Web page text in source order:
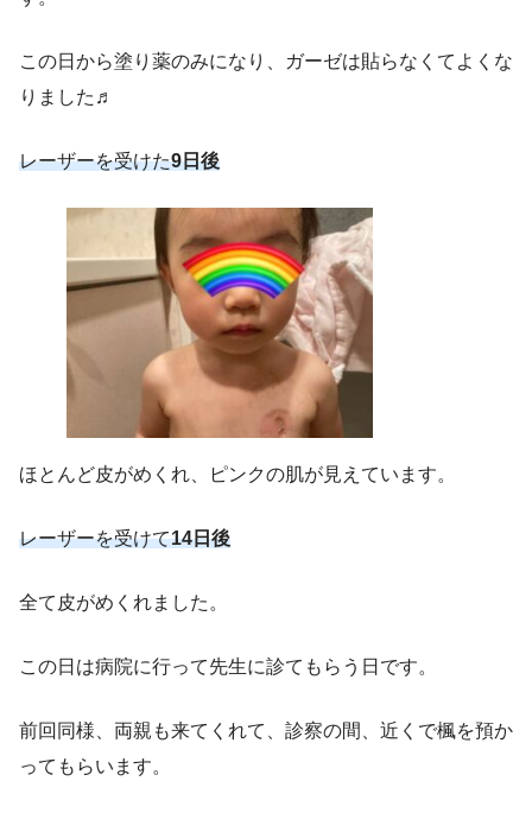
この日から塗り薬のみになり、ガーゼは貼らなくてよくな
りました♬
レーザーを受けた9日後
ほとんど皮がめくれ、ピンクの肌が見えています。
レーザーを受けて14日後
全て皮がめくれました。
この日は病院に行って先生に診てもらう日です。
前回同様、両親も来てくれて、診察の間、近くで楓を預か
ってもらいます。